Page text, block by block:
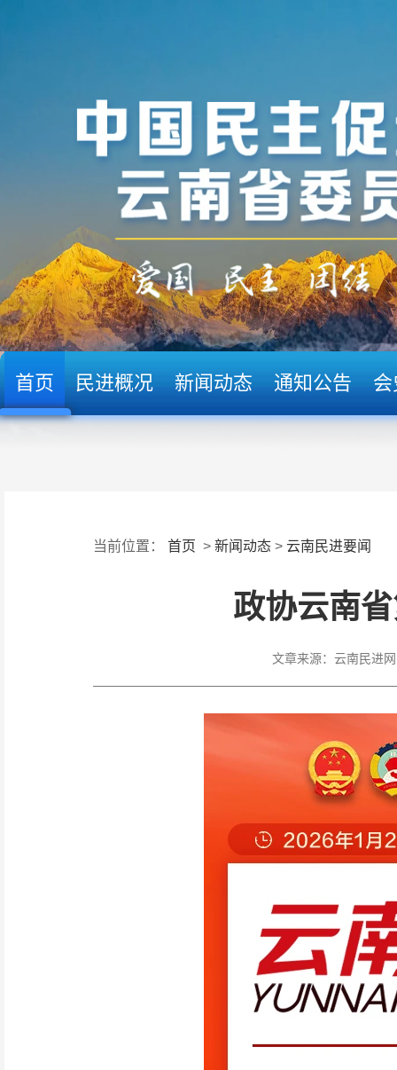
首页 民进概况 新闻动态 通知公告 会
当前位置： 首页 > 新闻动态 > 云南民进要闻
政协云南
文章来源： 云南民进网